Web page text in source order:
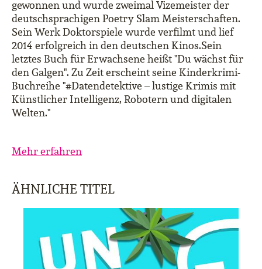
gewonnen und wurde zweimal Vizemeister der
deutschsprachigen Poetry Slam Meisterschaften.
Sein Werk Doktorspiele wurde verfilmt und lief
2014 erfolgreich in den deutschen Kinos.Sein
letztes Buch für Erwachsene heißt "Du wächst für
den Galgen". Zu Zeit erscheint seine Kinderkrimi-
Buchreihe "#Datendetektive – lustige Krimis mit
Künstlicher Intelligenz, Robotern und digitalen
Welten."
Mehr erfahren
ÄHNLICHE TITEL